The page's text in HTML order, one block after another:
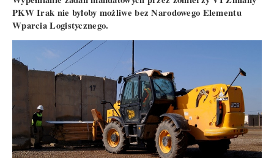
PKW Irak nie byłoby możliwe bez Narodowego Elementu
Wparcia Logistycznego.